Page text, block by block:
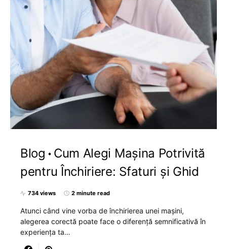
Blog
Cum Alegi Mașina Potrivită
pentru Închiriere: Sfaturi și Ghid
734 views 2 minute read
Atunci când vine vorba de închirierea unei mașini,
alegerea corectă poate face o diferență semnificativă în
experiența ta…